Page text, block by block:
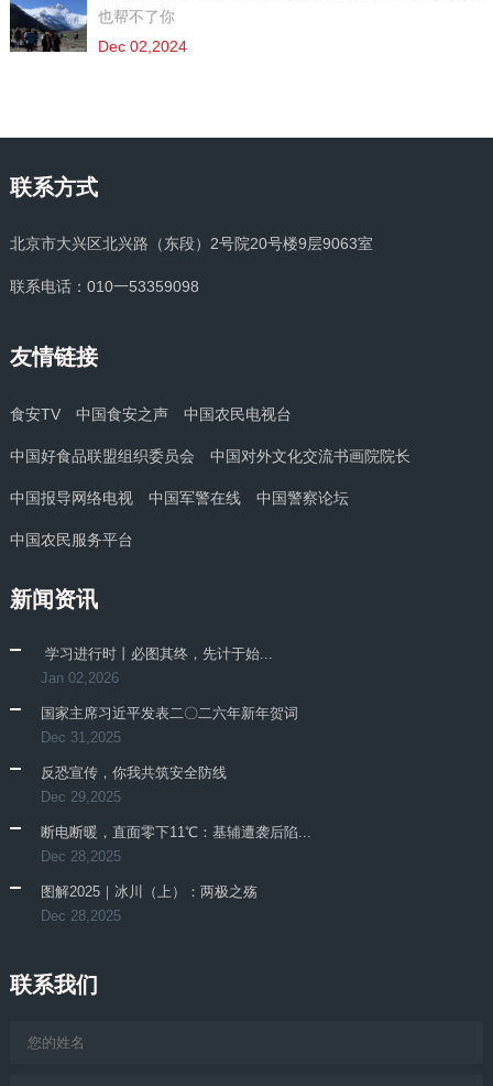
也帮不了你
Dec 02,2024
联系方式
北京市大兴区北兴路（东段）2号院20号楼9层9063室
联系电话：010一53359098
友情链接
食安TV 中国食安之声 中国农民电视台
中国好食品联盟组织委员会 中国对外文化交流书画院院长
中国报导网络电视 中国军警在线 中国警察论坛
中国农民服务平台
新闻资讯
​ 学习进行时丨必图其终，先计于始...
Jan 02,2026
国家主席习近平发表二〇二六年新年贺词
Dec 31,2025
反恐宣传，你我共筑安全防线
Dec 29,2025
断电断暖，直面零下11℃：基辅遭袭后陷...
Dec 28,2025
图解2025｜冰川（上）：两极之殇
Dec 28,2025
联系我们